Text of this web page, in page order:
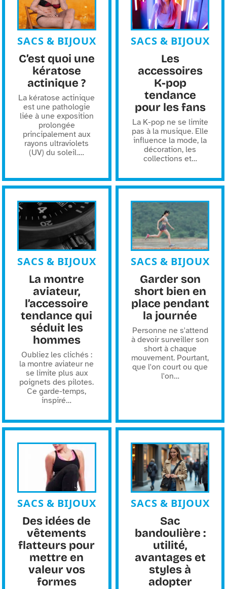
SACS & BIJOUX
C’est quoi une
kératose
actinique ?
La kératose actinique
est une pathologie
liée à une exposition
prolongée
principalement aux
rayons ultraviolets
(UV) du soleil.…
SACS & BIJOUX
Les
accessoires
K-pop
tendance
pour les fans
La K-pop ne se limite
pas à la musique. Elle
influence la mode, la
décoration, les
collections et…
SACS & BIJOUX
La montre
aviateur,
l’accessoire
tendance qui
séduit les
hommes
Oubliez les clichés :
la montre aviateur ne
se limite plus aux
poignets des pilotes.
Ce garde-temps,
inspiré…
SACS & BIJOUX
Garder son
short bien en
place pendant
la journée
Personne ne s'attend
à devoir surveiller son
short à chaque
mouvement. Pourtant,
que l'on court ou que
l'on…
SACS & BIJOUX
Des idées de
vêtements
flatteurs pour
mettre en
valeur vos
formes
SACS & BIJOUX
Sac
bandoulière :
utilité,
avantages et
styles à
adopter